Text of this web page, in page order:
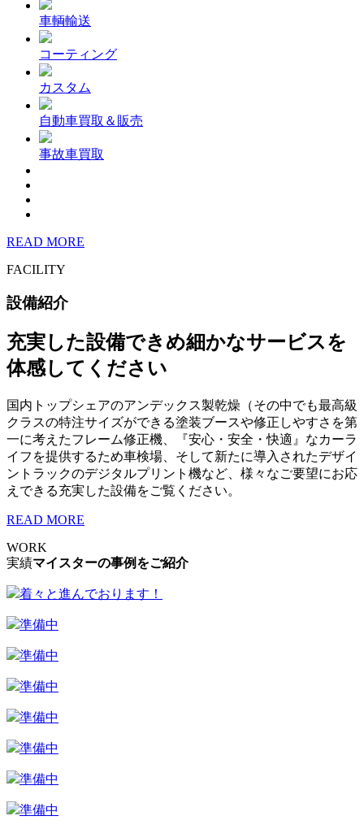
車輌輸送
コーティング
カスタム
自動車買取＆販売
事故車買取
READ MORE
FACILITY
設備紹介
充実した設備できめ細かなサービスを
体感してください
国内トップシェアのアンデックス製乾燥（その中でも最高級
クラスの特注サイズができる塗装ブースや修正しやすさを第
一に考えたフレーム修正機、『安心・安全・快適』なカーラ
イフを提供するため車検場、そして新たに導入されたデザイ
ントラックのデジタルプリント機など、様々なご要望にお応
えできる充実した設備をご覧ください。
READ MORE
WORK
実績マイスターの事例をご紹介
着々と進んでおります！
準備中
準備中
準備中
準備中
準備中
準備中
準備中